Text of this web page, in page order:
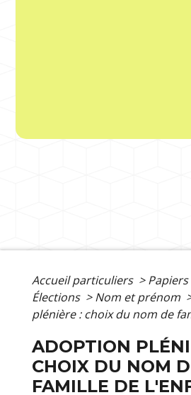
Accueil particuliers >
Élections > Nom et prénom
plénière : choix du nom de
ADOPTION
CHOIX DU NOM
FAMILLE DE